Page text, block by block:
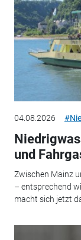
04.08.2026
und
Zwischen Mainz
– entsprechend
macht sich jetzt